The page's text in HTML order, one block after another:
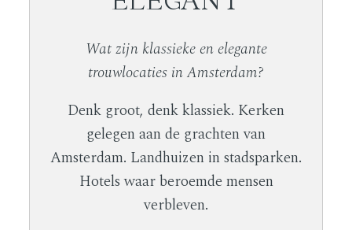
Wat zijn klassieke en elegante
trouwlocaties in Amsterdam?
Denk groot, denk klassiek. Kerken
gelegen aan de grachten van
Amsterdam. Landhuizen in stadsparken.
Hotels waar beroemde mensen
verbleven.